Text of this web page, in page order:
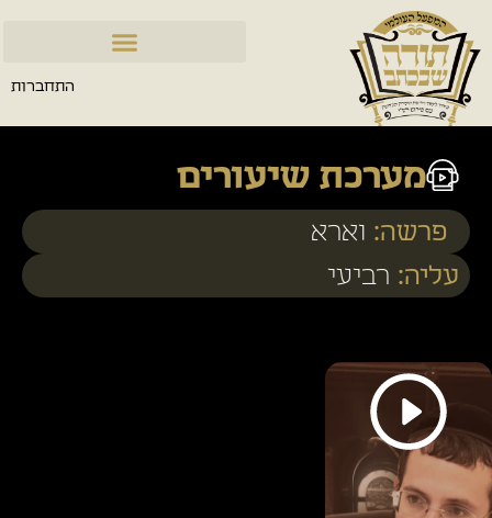
התחברות
מערכת שיעורים
פרשה: וארא
עליה: רביעי